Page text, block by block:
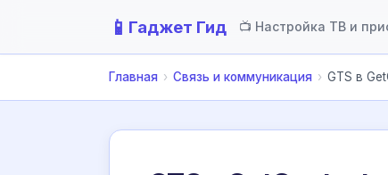
📱 Гаджет Гид 📺 Настройка ТВ и
Главная › Связь и коммуникация › GTS в